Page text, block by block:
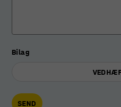
Bilag
SEND